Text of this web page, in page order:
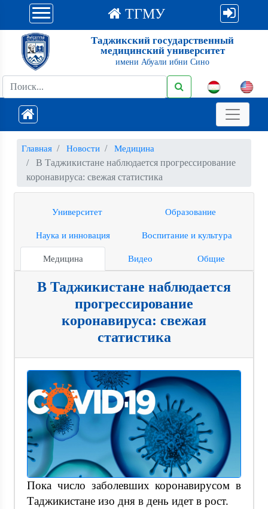
ТГМУ
Таджикский государственный
медицинский университет
имени Абуали ибни Сино
Главная Новости Медицина
В Таджикистане наблюдается прогрессирование
коронавируса: свежая статистика
Университет Образование
Наука и инновация Воспитание и культура
Медицина Видео Общие
В Таджикистане наблюдается
прогрессирование
коронавируса: свежая
статистика
Пока число заболевших коронавирусом в
Таджикистане изо дня в день идет в рост.